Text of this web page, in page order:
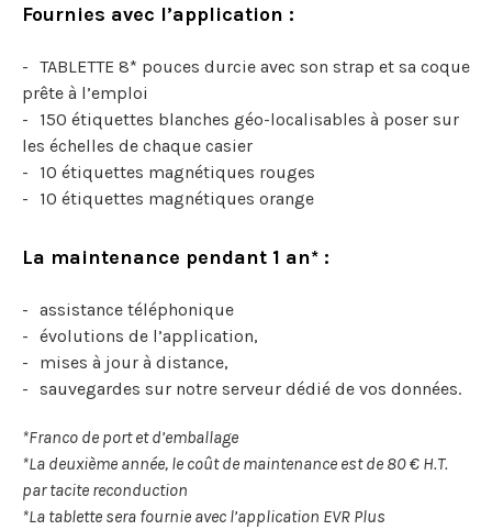
Fournies avec l’application :
TABLETTE 8* pouces durcie avec son strap et sa coque
prête à l’emploi
150 étiquettes blanches géo-localisables à poser sur
les échelles de chaque casier
10 étiquettes magnétiques rouges
10 étiquettes magnétiques orange
La maintenance pendant 1 an* :
assistance téléphonique
évolutions de l’application,
mises à jour à distance,
sauvegardes sur notre serveur dédié de vos données.
*Franco de port et d’emballage
*La deuxième année, le coût de maintenance est de 80 € H.T.
par tacite reconduction
*La tablette sera fournie avec l’application EVR Plus